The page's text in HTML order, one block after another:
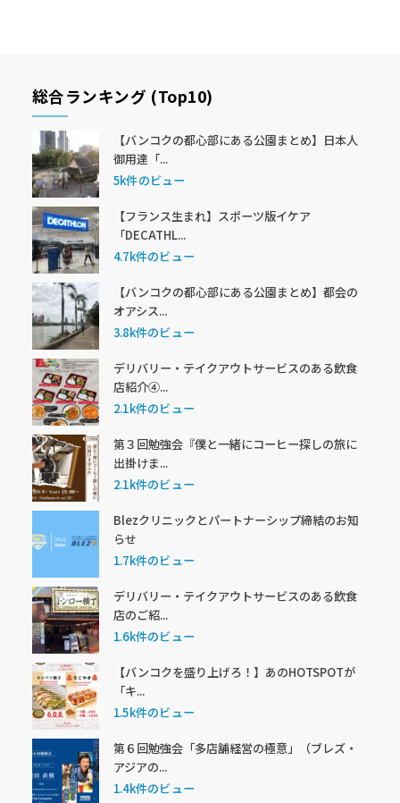
総合ランキング (Top10)
【バンコクの都心部にある公園まとめ】日本人
御用達「...
5k件のビュー
【フランス生まれ】スポーツ版イケア
「DECATHL...
4.7k件のビュー
【バンコクの都心部にある公園まとめ】都会の
オアシス...
3.8k件のビュー
デリバリー・テイクアウトサービスのある飲食
店紹介④...
2.1k件のビュー
第３回勉強会『僕と一緒にコーヒー探しの旅に
出掛けま...
2.1k件のビュー
Blezクリニックとパートナーシップ締結のお知
らせ
1.7k件のビュー
デリバリー・テイクアウトサービスのある飲食
店のご紹...
1.6k件のビュー
【バンコクを盛り上げろ！】あのHOTSPOTが
「キ...
1.5k件のビュー
第６回勉強会「多店舗経営の極意」（ブレズ・
アジアの...
1.4k件のビュー